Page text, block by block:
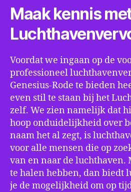
Maak kennis
Voordat we ingaan op de
professioneel
Genesius-Rode te bieden
even stil te staan bij het
zelf. We zien namelijk dat
hoop onduidelijkheid over
naam het al zegt, is
voor alle mensen die op
van en naar de luchthaven.
te halen hebben, dan biedt
je de mogelijkheid om op